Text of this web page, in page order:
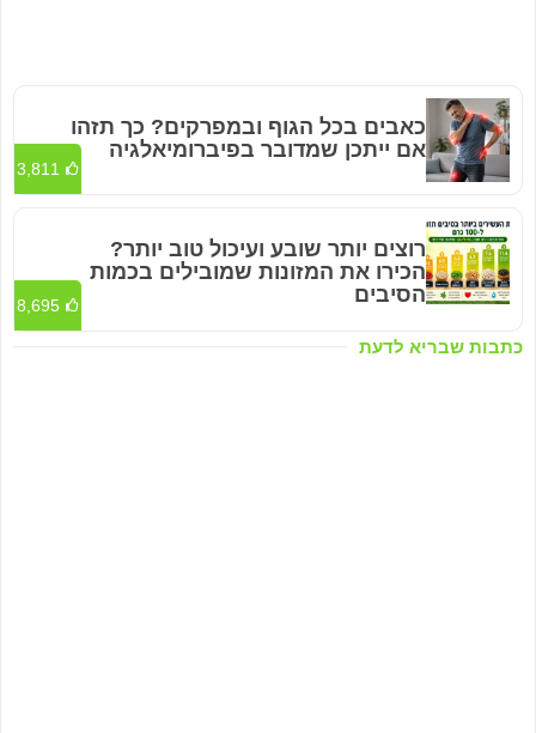
כתבות שבריא לדעת
כאבים בכל הגוף ובמפרקים? כך תזהו
אם ייתכן שמדובר בפיברומיאלגיה
3,811
רוצים יותר שובע ועיכול טוב יותר?
הכירו את המזונות שמובילים בכמות
הסיבים
8,695